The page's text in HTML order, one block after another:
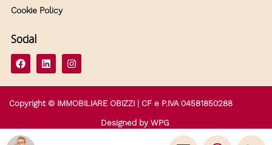
Cookie Policy
Social
Copyright © IMMOBILIARE OBIZZI | CF e P.IVA 04581850288
Designed byWPG